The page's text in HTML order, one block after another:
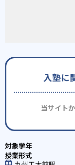
入塾に
当サイト